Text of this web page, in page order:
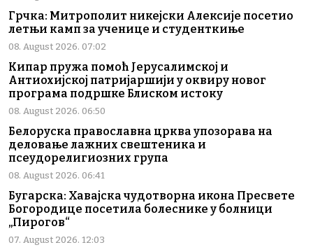
Грчка: Митрополит никејски Алексије посетио
летњи камп за ученице и студенткиње
08. August 2026. 07:02
Кипар пружа помоћ Јерусалимској и
Антиохијској патријаршији у оквиру новог
програма подршке Блиском истоку
08. August 2026. 06:50
Белоруска православна црква упозорава на
деловање лажних свештеника и
псеудорелигиозних група
08. August 2026. 06:41
Бугарска: Хавајска чудотворна икона Пресвете
Богородице посетила болеснике у болници
„Пирогов“
07. August 2026. 12:03